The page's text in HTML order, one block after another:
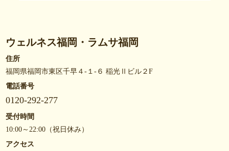
ウェルネス福岡・ラムサ福岡
住所
福岡県福岡市東区千早４-１-６ 稲光Ⅱビル２F
電話番号
0120-292-277
受付時間
10:00～22:00（祝日休み）
アクセス